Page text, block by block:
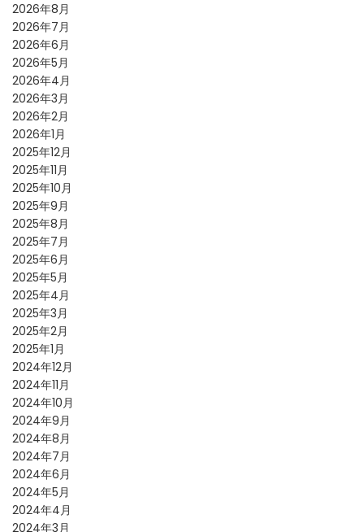
2026年8月
2026年7月
2026年6月
2026年5月
2026年4月
2026年3月
2026年2月
2026年1月
2025年12月
2025年11月
2025年10月
2025年9月
2025年8月
2025年7月
2025年6月
2025年5月
2025年4月
2025年3月
2025年2月
2025年1月
2024年12月
2024年11月
2024年10月
2024年9月
2024年8月
2024年7月
2024年6月
2024年5月
2024年4月
2024年3月